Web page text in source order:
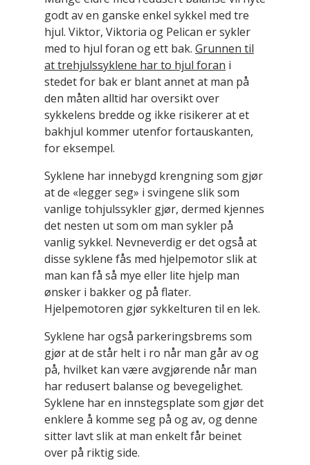
godt av en ganske enkel sykkel med tre
hjul. Viktor, Viktoria og Pelican er sykler
med to hjul foran og ett bak. Grunnen til
at trehjulssyklene har to hjul foran i
stedet for bak er blant annet at man på
den måten alltid har oversikt over
sykkelens bredde og ikke risikerer at et
bakhjul kommer utenfor fortauskanten,
for eksempel.
Syklene har innebygd krengning som gjør
at de «legger seg» i svingene slik som
vanlige tohjulssykler gjør, dermed kjennes
det nesten ut som om man sykler på
vanlig sykkel. Nevneverdig er det også at
disse syklene fås med hjelpemotor slik at
man kan få så mye eller lite hjelp man
ønsker i bakker og på flater.
Hjelpemotoren gjør sykkelturen til en lek.
Syklene har også parkeringsbrems som
gjør at de står helt i ro når man går av og
på, hvilket kan være avgjørende når man
har redusert balanse og bevegelighet.
Syklene har en innstegsplate som gjør det
enklere å komme seg på og av, og denne
sitter lavt slik at man enkelt får beinet
over på riktig side.